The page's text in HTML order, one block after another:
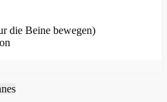
die Beine bewegen)